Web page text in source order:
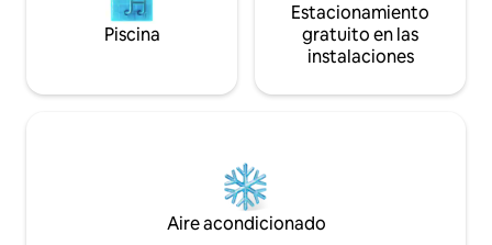
Piscina
Estacionamiento
gratuito en las
instalaciones
Aire acondicionado